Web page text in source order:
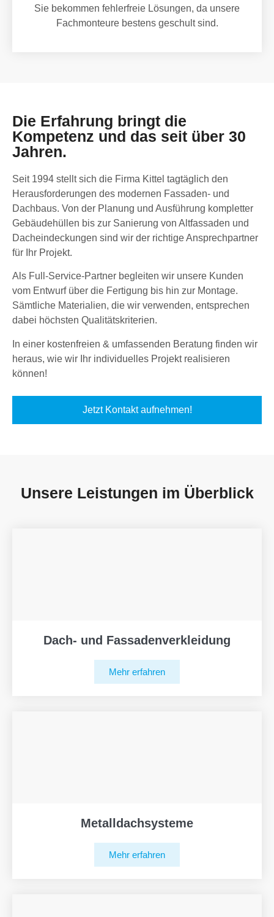
Sie bekommen fehlerfreie Lösungen, da unsere
Fachmonteure bestens geschult sind.
Die Erfahrung bringt die
Kompetenz und das seit über 30
Jahren.
Seit 1994 stellt sich die Firma Kittel tagtäglich den
Herausforderungen des modernen Fassaden- und
Dachbaus. Von der Planung und Ausführung kompletter
Gebäudehüllen bis zur Sanierung von Altfassaden und
Dacheindeckungen sind wir der richtige Ansprechpartner
für Ihr Projekt.
Als Full-Service-Partner begleiten wir unsere Kunden
vom Entwurf über die Fertigung bis hin zur Montage.
Sämtliche Materialien, die wir verwenden, entsprechen
dabei höchsten Qualitätskriterien.
In einer kostenfreien & umfassenden Beratung finden wir
heraus, wie wir Ihr individuelles Projekt realisieren
können!
Jetzt Kontakt aufnehmen!
Unsere Leistungen im Überblick
Dach- und Fassadenverkleidung
Mehr erfahren
Metalldachsysteme
Mehr erfahren